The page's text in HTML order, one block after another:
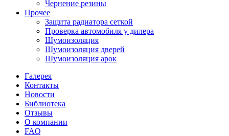
Чернение резины
Прочее
Защита радиатора сеткой
Проверка автомобиля у дилера
Шумоизоляция
Шумоизоляция дверей
Шумоизоляция арок
Галерея
Контакты
Новости
Библиотека
Отзывы
О компании
FAQ